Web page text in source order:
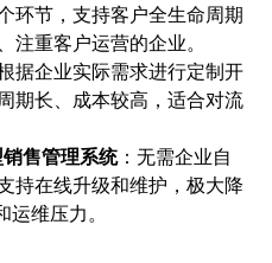
环节，支持客户全生命周期
注重客户运营的企业。
据企业实际需求进行定制开
期长、成本较高，适合对流
售管理系统：无需企业自
持在线升级和维护，极大降
维压力。